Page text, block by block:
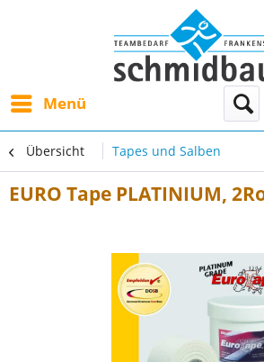
Menü
Übersicht Tapes und Salben
EURO Tape PLATINIUM,